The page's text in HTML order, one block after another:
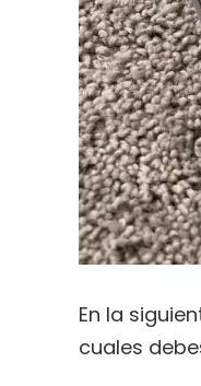
En la
cuales